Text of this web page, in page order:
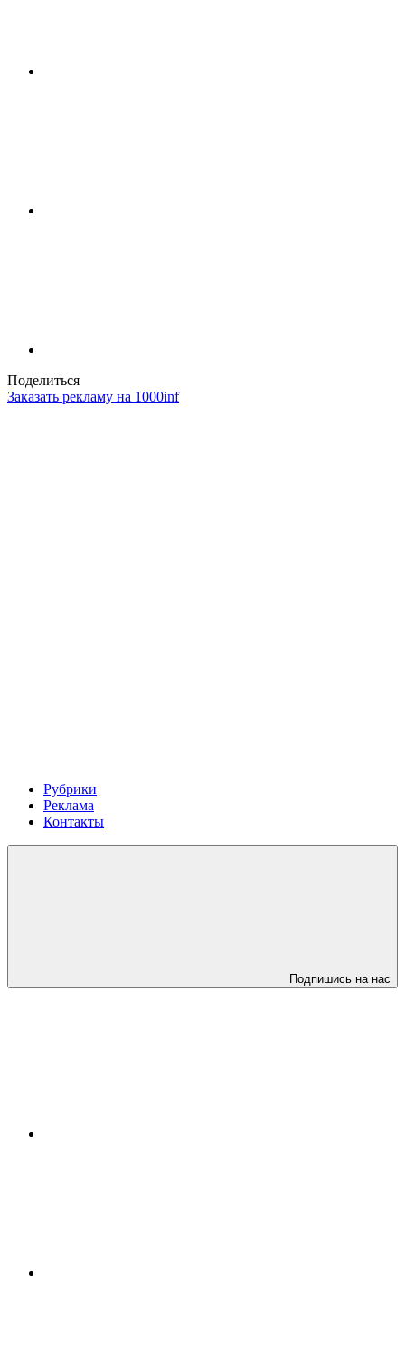
Поделиться
Заказать рекламу на 1000inf
Рубрики
Реклама
Контакты
Подпишись на нас